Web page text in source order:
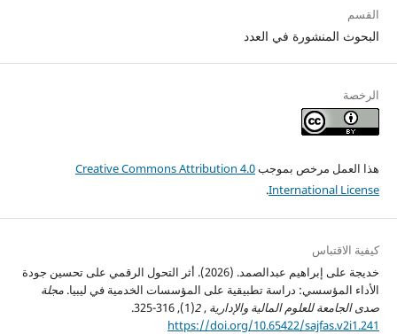
القسم
البحوث المنشورة في العدد
الرخصة
هذا العمل مرخص بموجبCreative Commons Attribution 4.0
International License
.
كيفية الاقتباس
خديجة على إبراهيم عبدالصمد. (2026). أثر التحول الرقمي على تحسين جودة
الأداء المؤسسي: دراسة تطبيقية على المؤسسات الخدمية في ليبيا. مجلة
صدى الجامعة للعلوم المالية والإدارية ,
2
(1), 316-325.
https://doi.org/10.65422/sajfas.v2i1.241